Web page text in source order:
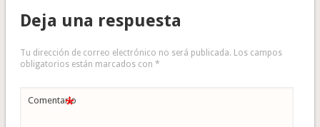
Deja una respuesta
Tu dirección de correo electrónico no será publicada. Los campos
obligatorios están marcados con *
Comentario
*